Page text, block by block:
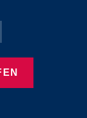
Seite
Twitter Seite
Proenen LinkedIn
Proenen